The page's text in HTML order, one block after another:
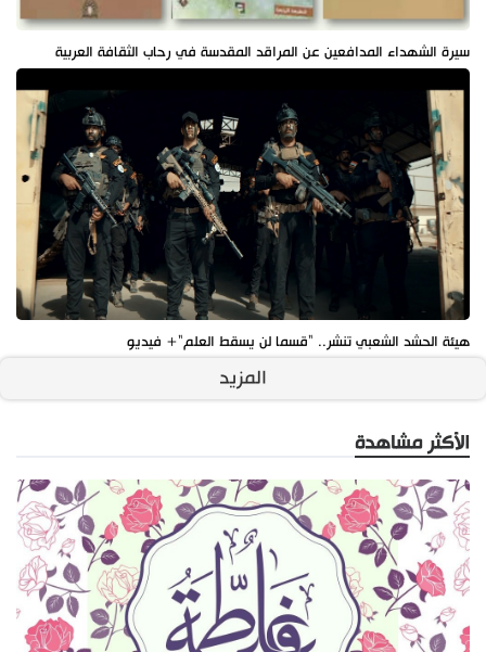
سيرة الشهداء المدافعين عن المراقد المقدسة في رحاب الثقافة العربية
هيئة الحشد الشعبي تنشر.. "قسما لن يسقط العلم"+ فيديو
المزيد
الأكثر مشاهدة